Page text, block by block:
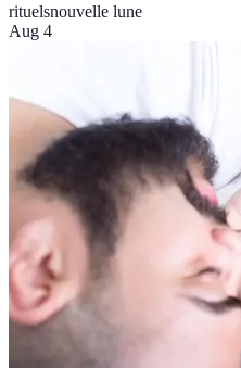
rituelsnouvelle lune
Aug 4